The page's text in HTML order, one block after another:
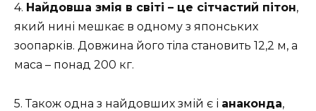
4. Найдовша змія в світі – це сітчастий пітон,
який нині мешкає в одному з японських
зоопарків. Довжина його тіла становить 12,2 м, а
маса – понад 200 кг.
5. Також одна з найдовших змій є і анаконда,